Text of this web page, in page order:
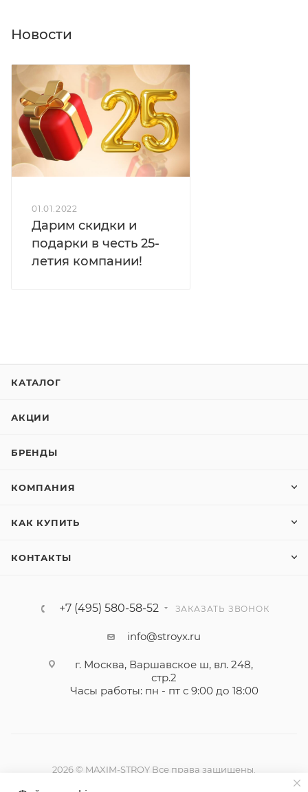
Новости
01.01.2022
Дарим скидки и
подарки в честь 25-
летия компании!
КАТАЛОГ
АКЦИИ
БРЕНДЫ
КОМПАНИЯ
КАК КУПИТЬ
КОНТАКТЫ
+7 (495) 580-58-52 ЗАКАЗАТЬ ЗВОНОК
info@stroyx.ru
г. Москва, Варшавское ш, вл. 248,
стр.2
Часы работы: пн - пт с 9:00 до 18:00
2026 © MAXIM-STROY Все права защищены.